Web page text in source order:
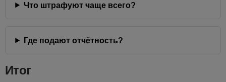
Что штрафуют чаще всего?
Где подают отчётность?
Итог